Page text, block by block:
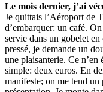
Le mois dernier, j’ai
Je quittais l’Aéroport de
d’embarquer: un café.
servie dans un gobelet
pressé, je demande un
une plaisanterie. Ce n’en
simple: deux euros. En
manifeste; on me tend